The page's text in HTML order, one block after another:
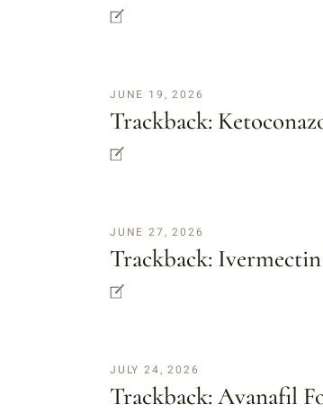
JUNE 19, 2026
Trackback:
JUNE 27, 2026
Trackback:
JULY 24, 2026
Trackback: Avanafil